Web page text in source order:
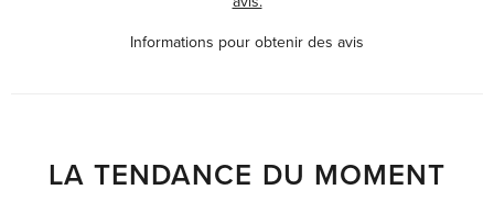
Informations pour obtenir des avis
LA TENDANCE DU MOMENT